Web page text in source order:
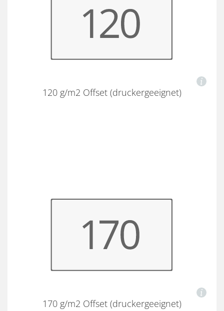
120 g/m2 Offset (druckergeeignet)
170 g/m2 Offset (druckergeeignet)